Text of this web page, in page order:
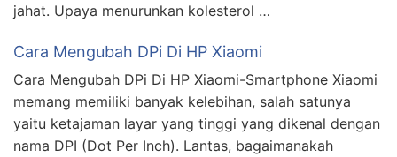
jahat. Upaya menurunkan kolesterol …
Cara Mengubah DPi Di HP Xiaomi
Cara Mengubah DPi Di HP Xiaomi-Smartphone Xiaomi
memang memiliki banyak kelebihan, salah satunya
yaitu ketajaman layar yang tinggi yang dikenal dengan
nama DPI (Dot Per Inch). Lantas, bagaimanakah